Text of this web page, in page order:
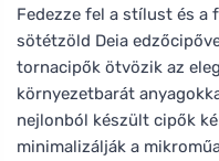
Fedezze fel a stílust és a
sötétzöld Deia
tornacipők ötvözik az
környezetbarát
nejlonból készült cipők
minimalizálják a